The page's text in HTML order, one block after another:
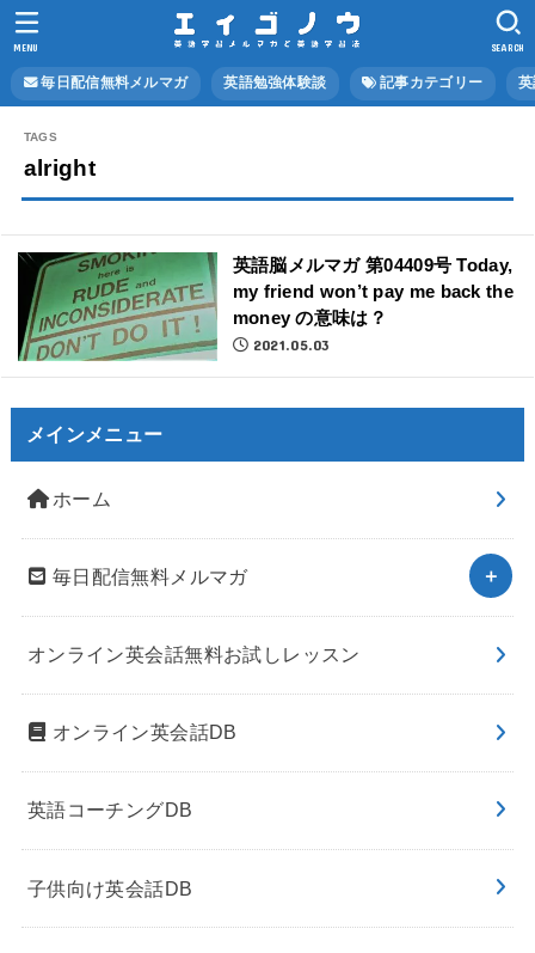
毎日配信無料メルマガ 英語勉強体験談 記事カテゴリー
SEARCH
MENU
alright
英語脳メルマガ 第04409号 Today,
my friend won’t pay me back the
money の意味は？
2021.05.03
メインメニュー
ホーム
毎日配信無料メルマガ
オンライン英会話無料お試しレッスン
オンライン英会話DB
英語コーチングDB
子供向け英会話DB